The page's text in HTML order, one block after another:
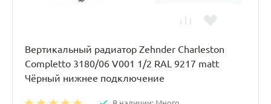
Вертикальный радиатор Zehnder Charleston
Completto 3180/06 V001 1/2 RAL 9217 matt
Чёрный нижнее подключение